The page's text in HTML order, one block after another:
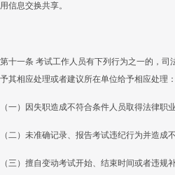
用信息交换共享。
第十一条 考试工作人员有下列行为之一的，
予其相应处理或者建议所在单位给予相应处理：
（一）因失职造成不符合条件人员取得法律职
（二）未准确记录、报告考试违纪行为并造
（三）擅自变动考试开始、结束时间或者违